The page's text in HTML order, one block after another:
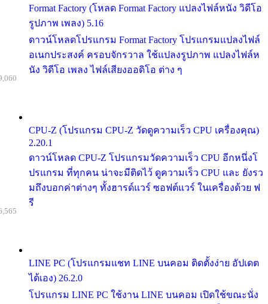
Format Factory (โหลด Format Factory แปลงไฟล์หนัง วิดีโอ
รูปภาพ เพลง) 5.16
ดาวน์โหลดโปรแกรม Format Factory โปรแกรมแปลงไฟล์
อเนกประสงค์ ครอบจักรวาล ใช้แปลงรูปภาพ แปลงไฟล์ห
นัง วิดีโอ เพลง ไฟล์เสียงออดิโอ ต่าง ๆ
CPU-Z (โปรแกรม CPU-Z วัดดูความเร็ว CPU เครื่องคุณ)
2.20.1
ดาวน์โหลด CPU-Z โปรแกรมวัดความเร็ว CPU อีกหนึ่งโ
ปรแกรม ที่ทุกคน น่าจะมีติดไว้ ดูความเร็ว CPU และ ยังรว
มถึงบอกค่าต่างๆ ทั้งฮารด์แวร์ ซอฟต์แวร์ ในเครื่องด้วย ฟ
รี
LINE PC (โปรแกรมแชท LINE บนคอม ติดตั้งง่าย อัปเดต
ได้เอง) 26.2.0
โปรแกรม LINE PC ใช้งาน LINE บนคอม เปิดใช้ขณะนั่ง